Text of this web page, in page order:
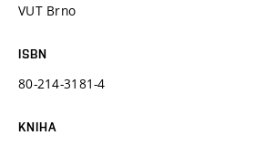
VUT Brno
ISBN
80-214-3181-4
KNIHA